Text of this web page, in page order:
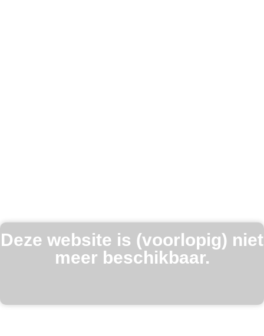
Deze website is (voorlopig) niet
meer beschikbaar.